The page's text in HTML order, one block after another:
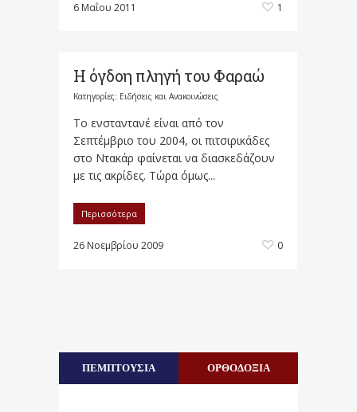
6 Μαΐου 2011 1
Η όγδοη πληγή του Φαραώ
Κατηγορίες: Ειδήσεις και Ανακοινώσεις
Το ενσταντανέ είναι από τον
Σεπτέμβριο του 2004, οι πιτσιρικάδες
στο Ντακάρ φαίνεται να διασκεδάζουν
με τις ακρίδες. Τώρα όμως...
Περισσότερα
26 Νοεμβρίου 2009 0
ΠΕΜΠΤΟΥΣΙΑ ΟΡΘΟΔΟΞΙΑ